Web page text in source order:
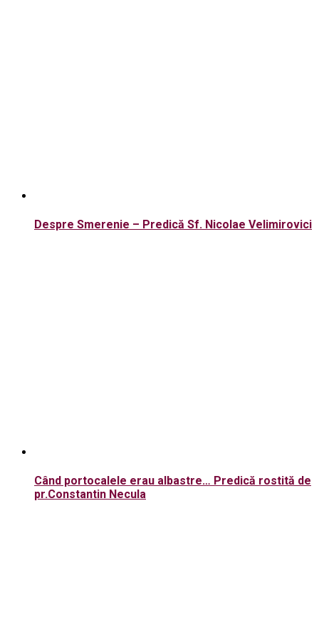
Despre Smerenie – Predică Sf. Nicolae Velimirovici
Când portocalele erau albastre… Predică rostită de
pr.Constantin Necula